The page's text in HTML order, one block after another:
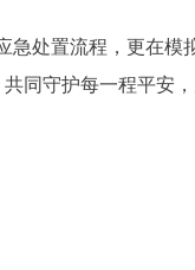
处置流程，更在模
同守护每一程平安